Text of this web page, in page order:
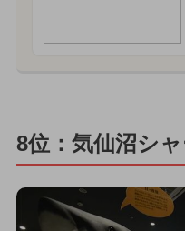
8位：気仙沼シ